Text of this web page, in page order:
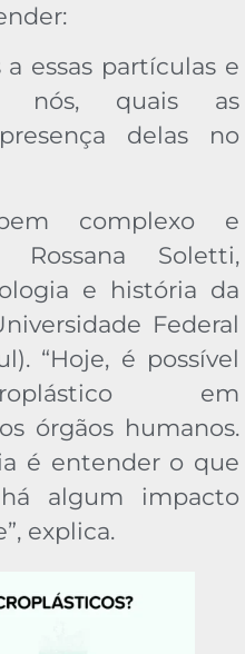
essas partículas e
nós, quais as
delas no
complexo e
Rossana Soletti,
e história da
Federal
“Hoje, é possível
em
órgãos humanos.
é entender o que
algum impacto
explica.